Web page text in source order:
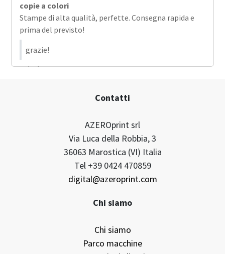
copie a colori
Stampe di alta qualità, perfette. Consegna rapida e
prima del previsto!
grazie!
11/01/2021
Contatti
AZEROprint srl
Via Luca della Robbia, 3
36063 Marostica (VI) Italia
Tel +39 0424 470859
digital@azeroprint.com
Chi siamo
Chi siamo
Parco macchine